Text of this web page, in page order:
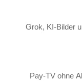
Grok, KI-Bilder
Pay-TV ohne